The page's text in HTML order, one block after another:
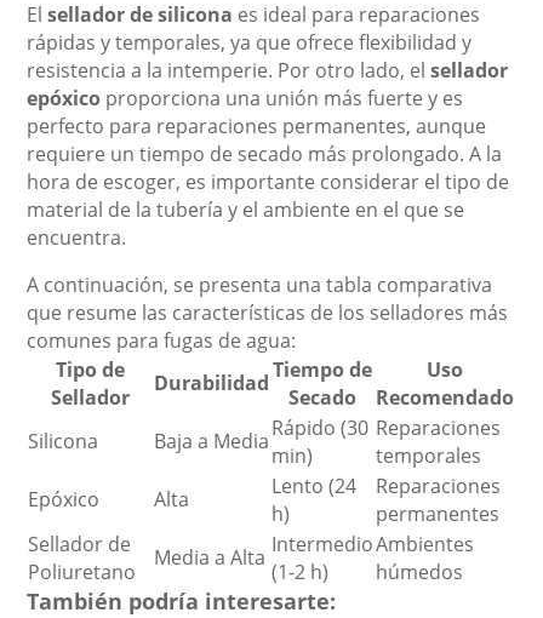
Elsellador de silicona es ideal para reparaciones
rápidas y temporales, ya que ofrece flexibilidad y
resistencia a la intemperie. Por otro lado, elsellador
epóxico proporciona una unión más fuerte y es
perfecto para reparaciones permanentes, aunque
requiere un tiempo de secado más prolongado. A la
hora de escoger, es importante considerar el tipo de
material de la tubería y el ambiente en el que se
encuentra.
A continuación, se presenta una tabla comparativa
que resume las características de los selladores más
comunes para fugas de agua:
Tipo de
Sellador
Durabilidad Tiempo de
Secado
Uso
Recomendado
Silicona
Baja a MediaRápido (30
min)
Reparaciones
temporales
Epóxico
Alta
Lento (24
h)
Reparaciones
permanentes
Sellador de
Poliuretano
Media a Alta Intermedio
(1-2 h)
Ambientes
húmedos
También podría interesarte: